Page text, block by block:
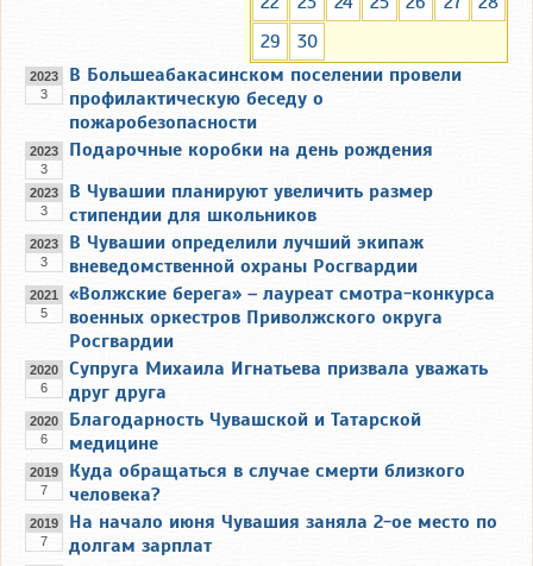
29
30
2023
3
В Большеабакасинском поселении провели
профилактическую беседу о
пожаробезопасности
2023
3
Подарочные коробки на день рождения
2023
3
В Чувашии планируют увеличить размер
стипендии для школьников
2023
3
В Чувашии определили лучший экипаж
вневедомственной охраны Росгвардии
2021
5
«Волжские берега» – лауреат смотра-конкурса
военных оркестров Приволжского округа
Росгвардии
2020
6
Супруга Михаила Игнатьева призвала уважать
друг друга
2020
6
Благодарность Чувашской и Татарской
медицине
2019
7
Куда обращаться в случае смерти близкого
человека?
2019
7
На начало июня Чувашия заняла 2-ое место по
долгам зарплат